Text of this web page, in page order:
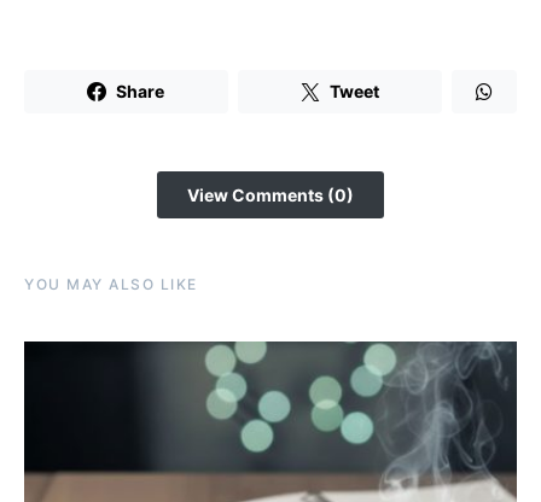
Share Tweet
View Comments (0)
YOU MAY ALSO LIKE